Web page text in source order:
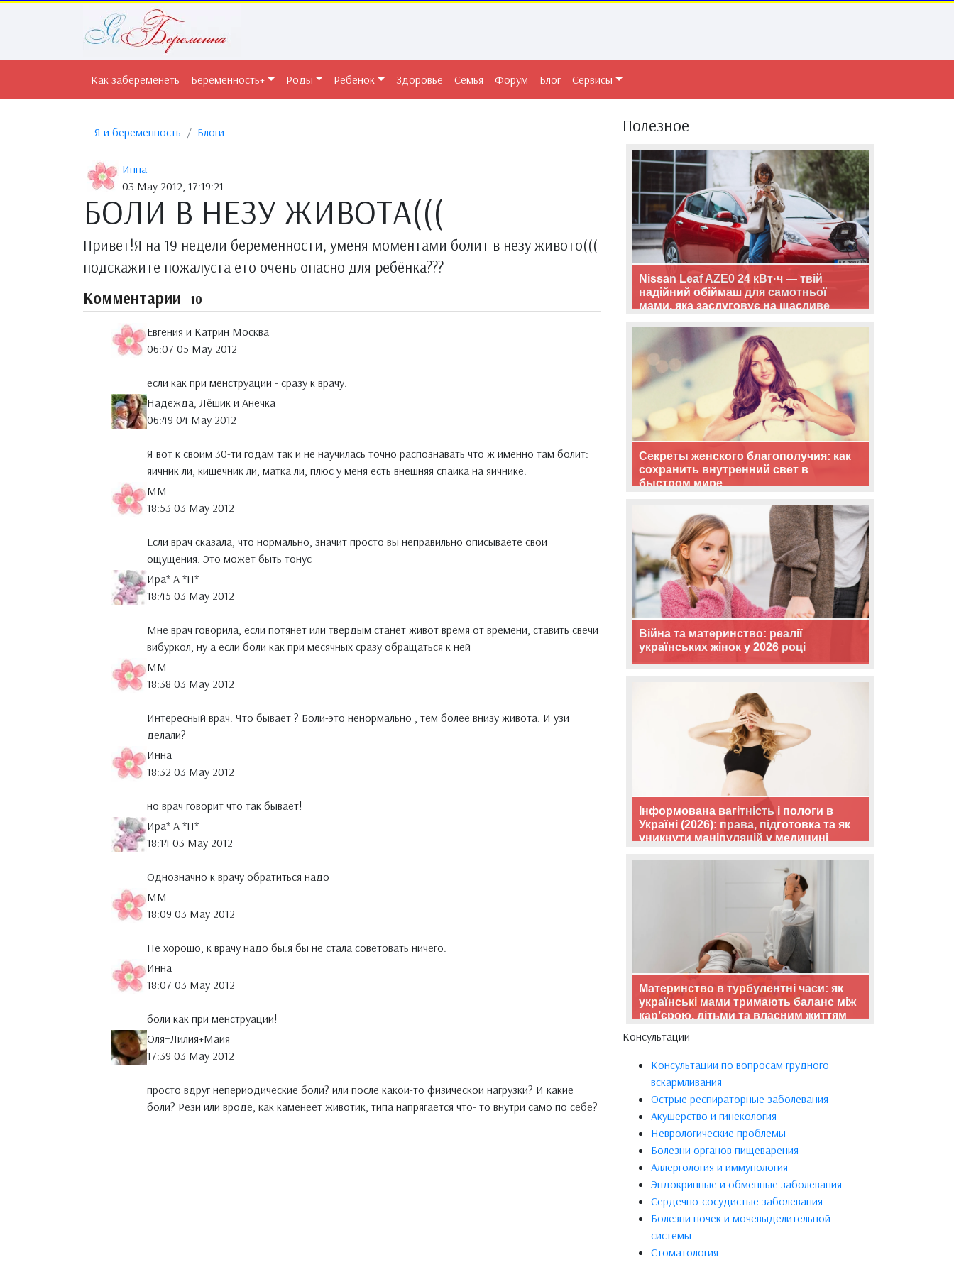
Как забеременеть Беременность+ Роды Ребенок Здоровье Семья Форум Блог Сервисы
Я и беременность Блоги
Инна
03 May 2012, 17:19:21
БОЛИ В НЕЗУ ЖИВОТА(((
Привет!Я на 19 недели беременности, уменя моментами болит в незу живото(((
подскажите пожалуста ето очень опасно для ребёнка???
Комментарии 10
Евгения и Катрин Москва
06:07 05 May 2012
если как при менструации - сразу к врачу.
Надежда, Лёшик и Анечка
06:49 04 May 2012
Я вот к своим 30-ти годам так и не научилась точно распознавать что ж именно там болит:
яичник ли, кишечник ли, матка ли, плюс у меня есть внешняя спайка на яичнике.
MM
18:53 03 May 2012
Если врач сказала, что нормально, значит просто вы неправильно описываете свои
ощущения. Это может быть тонус
Ира* А *Н*
18:45 03 May 2012
Мне врач говорила, если потянет или твердым станет живот время от времени, ставить свечи
вибуркол, ну а если боли как при месячных сразу обращаться к ней
MM
18:38 03 May 2012
Интересный врач. Что бывает ? Боли-это ненормально , тем более внизу живота. И узи
делали?
Инна
18:32 03 May 2012
но врач говорит что так бывает!
Ира* А *Н*
18:14 03 May 2012
Однозначно к врачу обратиться надо
MM
18:09 03 May 2012
Не хорошо, к врачу надо бы.я бы не стала советовать ничего.
Инна
18:07 03 May 2012
боли как при менструации!
Оля=Лилия+Майя
17:39 03 May 2012
просто вдруг непериодические боли? или после какой-то физической нагрузки? И какие
боли? Рези или вроде, как каменеет животик, типа напрягается что- то внутри само по себе?
Полезное
Nissan Leaf AZE0 24 кВт·ч — твій
надійний обіймаш для самотньої
мами, яка заслуговує на щасливе
Секреты женского благополучия: как
сохранить внутренний свет в
быстром мире
Війна та материнство: реалії
українських жінок у 2026 році
Інформована вагітність і пологи в
Україні (2026): права, підготовка та як
уникнути маніпуляцій у медицині
Материнство в турбулентні часи: як
українські мами тримають баланс між
кар’єрою, дітьми та власним життям
Консультации
Консультации по вопросам грудного
вскармливания
Острые респираторные заболевания
Акушерство и гинекология
Неврологические проблемы
Болезни органов пищеварения
Аллергология и иммунология
Эндокринные и обменные заболевания
Сердечно-сосудистые заболевания
Болезни почек и мочевыделительной
системы
Стоматология